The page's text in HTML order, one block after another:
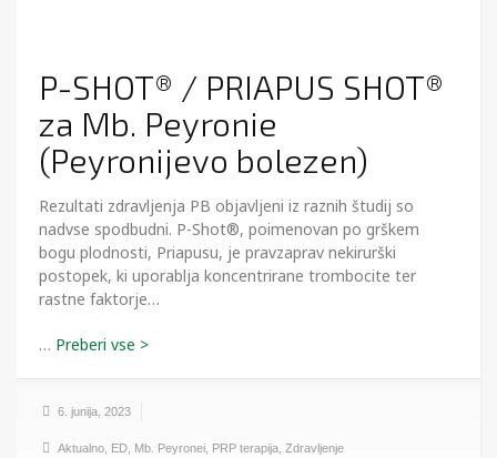
P-SHOT® / PRIAPUS SHOT®
za Mb. Peyronie
(Peyronijevo bolezen)
Rezultati zdravljenja PB objavljeni iz raznih študij so
nadvse spodbudni. P-Shot®, poimenovan po grškem
bogu plodnosti, Priapusu, je pravzaprav nekirurški
postopek, ki uporablja koncentrirane trombocite ter
rastne faktorje…
…
6. junija, 2023
Aktualno ED Mb. Peyronei PRP terapija Zdravljenje